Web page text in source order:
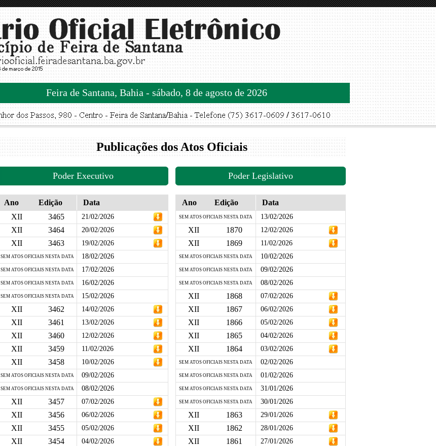
Feira de Santana, Bahia - sábado, 8 de agosto de 2026
Publicações dos Atos Oficiais
Poder Executivo Poder Legislativo
Ano Edição
Data
XII
3465 21/02/2026
XII 3464 20/02/2026
XII 3463 19/02/2026
SEM ATOS OFICIAIS NESTA DATA 18/02/2026
SEM ATOS OFICIAIS NESTA DATA 17/02/2026
SEM ATOS OFICIAIS NESTA DATA 16/02/2026
SEM ATOS OFICIAIS NESTA DATA 15/02/2026
XII 3462 14/02/2026
XII 3461 13/02/2026
XII 3460 12/02/2026
XII 3459 11/02/2026
XII 3458 10/02/2026
SEM ATOS OFICIAIS NESTA DATA 09/02/2026
SEM ATOS OFICIAIS NESTA DATA 08/02/2026
XII 3457 07/02/2026
XII 3456 06/02/2026
XII 3455 05/02/2026
XII 3454 04/02/2026
Ano Edição Data
SEM ATOS OFICIAIS NESTA DATA 13/02/2026
XII 1870 12/02/2026
XII 1869 11/02/2026
SEM ATOS OFICIAIS NESTA DATA 10/02/2026
SEM ATOS OFICIAIS NESTA DATA 09/02/2026
SEM ATOS OFICIAIS NESTA DATA 08/02/2026
XII 1868 07/02/2026
XII 1867 06/02/2026
XII 1866 05/02/2026
XII 1865 04/02/2026
XII 1864 03/02/2026
SEM ATOS OFICIAIS NESTA DATA 02/02/2026
SEM ATOS OFICIAIS NESTA DATA 01/02/2026
SEM ATOS OFICIAIS NESTA DATA 31/01/2026
SEM ATOS OFICIAIS NESTA DATA 30/01/2026
XII 1863 29/01/2026
XII 1862 28/01/2026
XII 1861 27/01/2026